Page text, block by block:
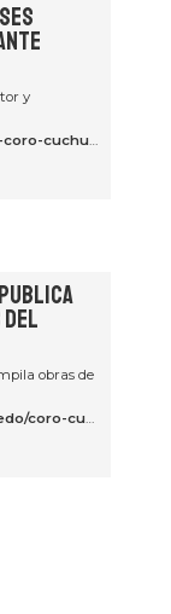
y
dante-andreo/
del
obras de
nt.html